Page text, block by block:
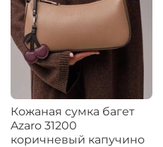
Кожаная сумка багет
Azaro 31200
коричневый капучино